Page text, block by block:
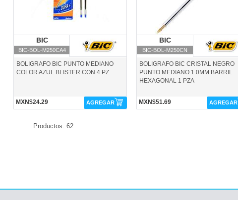
BIC
BIC-BOL-M250CA4
BOLIGRAFO BIC PUNTO MEDIANO
COLOR AZUL BLISTER CON 4 PZ
MXN$24.29 AGREGAR
BIC
BIC-BOL-M250CN
BOLIGRAFO BIC CRISTAL NEGRO
PUNTO MEDIANO 1.0MM BARRIL
HEXAGONAL 1 PZA
MXN$51.69 AGREGAR
Productos: 62